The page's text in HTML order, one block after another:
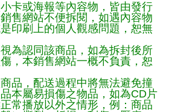
卡或海報等內容物，皆由發行
售網站不便拆閱，如遇內容物
印刷上的個人觀感問題，恕無
為認同該商品，如為拆封後所
，本銷售網站一概不負責，恕
品，配送過程中將無法避免撞
本屬易損傷之物品，如為CD片
常播放以外之情形，例：商品